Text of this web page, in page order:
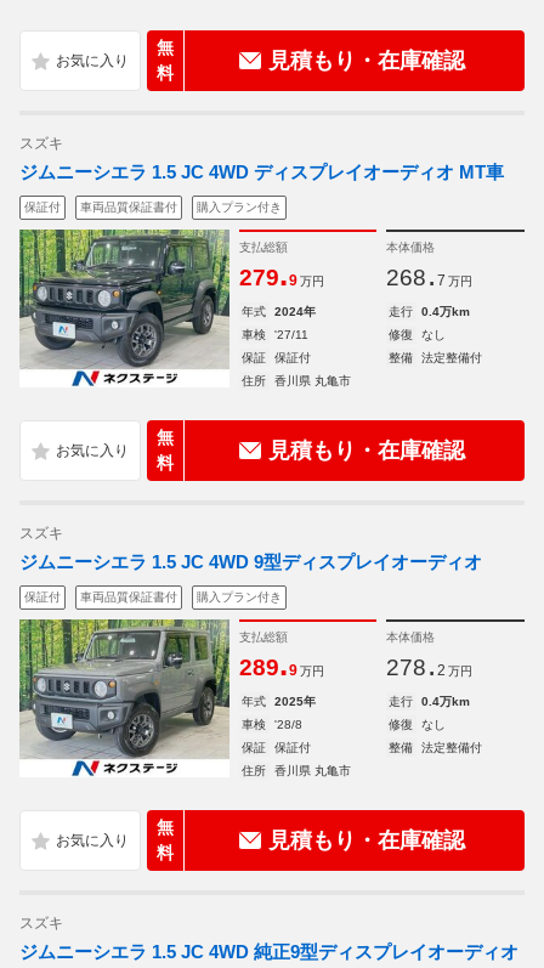
無
料
見積もり・在庫確認
スズキ
ジムニーシエラ 1.5 JC 4WD ディスプレイオーディオ MT車
保証付 車両品質保証書付 購入プラン付き
支払総額
279.9 万円
本体価格
268. 7 万円
年式 2024年 走行
0.4万km
車検
'27/11 修復
なし
保証
保証付 整備
法定整備付
住所
香川県 丸亀市
無
料
見積もり・在庫確認
スズキ
ジムニーシエラ 1.5 JC 4WD 9型ディスプレイオーディオ
保証付 車両品質保証書付 購入プラン付き
支払総額
289.9 万円
本体価格
278. 2 万円
年式 2025年 走行
0.4万km
車検
'28/8 修復
なし
保証
保証付 整備
法定整備付
住所
香川県 丸亀市
無
料
見積もり・在庫確認
スズキ
ジムニーシエラ 1.5 JC 4WD 純正9型ディスプレイオーディオ